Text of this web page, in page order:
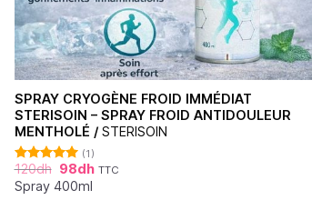
SPRAY CRYOGÈNE FROID IMMÉDIAT
STERISOIN – SPRAY FROID ANTIDOULEUR
MENTHOLÉ / STERISOIN
Note5.00
sur 5
(1)
120dh 98dh TTC
Spray 400ml